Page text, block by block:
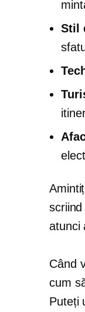
Stil
Când
cum
Puteți